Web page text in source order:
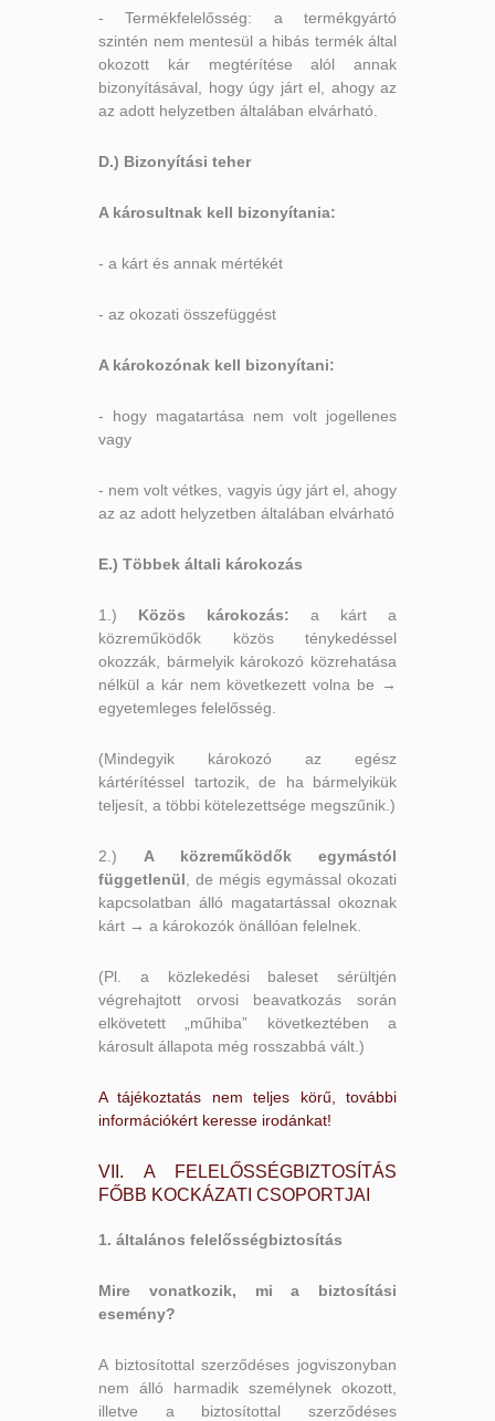
- Termékfelelősség: a termékgyártó
szintén nem mentesül a hibás termék által
okozott kár megtérítése alól annak
bizonyításával, hogy úgy járt el, ahogy az
az adott helyzetben általában elvárható.
D.) Bizonyítási teher
A károsultnak kell bizonyítania:
- a kárt és annak mértékét
- az okozati összefüggést
A károkozónak kell bizonyítani:
- hogy magatartása nem volt jogellenes
vagy
- nem volt vétkes, vagyis úgy járt el, ahogy
az az adott helyzetben általában elvárható
E.) Többek általi károkozás
1.) Közös károkozás: a kárt a
közreműködők közös ténykedéssel
okozzák, bármelyik károkozó közrehatása
nélkül a kár nem következett volna be →
egyetemleges felelősség.
(Mindegyik károkozó az egész
kártérítéssel tartozik, de ha bármelyikük
teljesít, a többi kötelezettsége megszűnik.)
2.) A közreműködők egymástól
függetlenül , de mégis egymással okozati
kapcsolatban álló magatartással okoznak
kárt → a károkozók önállóan felelnek.
(Pl. a közlekedési baleset sérültjén
végrehajtott orvosi beavatkozás során
elkövetett „műhiba” következtében a
károsult állapota még rosszabbá vált.)
A tájékoztatás nem teljes körű, további
információkért keresse irodánkat!
VII. A FELELŐSSÉGBIZTOSÍTÁS
FŐBB KOCKÁZATI CSOPORTJAI
1. általános felelősségbiztosítás
Mire vonatkozik, mi a biztosítási
esemény?
A biztosítottal szerződéses jogviszonyban
nem álló harmadik személynek okozott,
illetve a biztosítottal szerződéses